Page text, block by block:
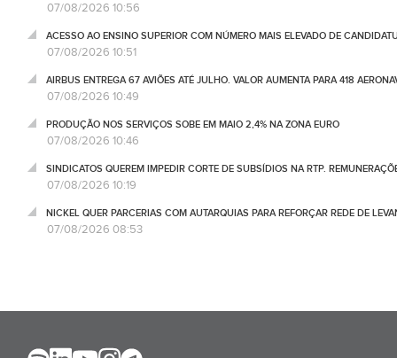
07/08/2026 10:56
ACESSO AO ENSINO SUPERIOR COM NÚMERO MAIS ELEVADO DE
07/08/2026 10:51
AIRBUS ENTREGA 67 AVIÕES ATÉ JULHO. VALOR AUMENTA PARA 418
07/08/2026 10:49
PRODUÇÃO NOS SERVIÇOS SOBE EM MAIO 2,4% NA ZONA EURO
07/08/2026 10:46
SINDICATOS QUEREM IMPEDIR CORTE DE SUBSÍDIOS NA RTP.
07/08/2026 10:19
NICKEL QUER PARCERIAS COM AUTARQUIAS PARA REFORÇAR REDE DE
07/08/2026 08:53